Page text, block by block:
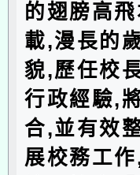
的翅膀高
載,漫長的
貌,歷任校
行政經驗,
合,並有效
展校務工